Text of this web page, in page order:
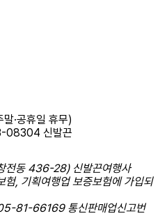
·공휴일 휴무)
08304 신발끈
전동 436-28) 신발끈여행사
험, 기획여행업 보증보험에 가입되
81-66169 통신판매업신고번